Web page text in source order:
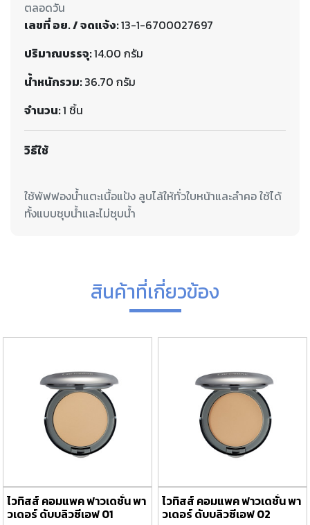
เลขที่ อย. / จดแจ้ง:13-1-6700027697
ปริมาณบรรจุ:14.00 กรัม
น้ำหนักรวม:36.70 กรัม
จำนวน:1 ชิ้น
วิธีใช้
ใช้พัฟฟองน้ำแตะเนื้อแป้ง ลูบไล้ให้ทั่วใบหน้าและลำคอ ใช้ได้
สินค้าที่เกี่ยวข้อง
ไวทิสส์ คอมแพค ฟาวเดชั่น พา
วเดอร์ ดับบลิวซีเอฟ 01
ไวทิสส์ คอมแพค ฟาวเดชั่น พา
วเดอร์ ดับบลิวซีเอฟ 02